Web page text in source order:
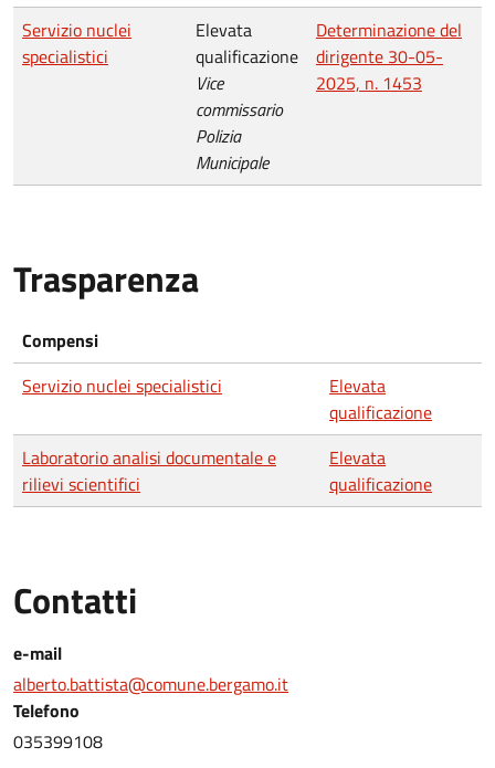
Servizio nuclei
specialistici
Elevata
qualificazione
Vice
commissario
Polizia
Municipale
Determinazione del
dirigente 30-05-
2025, n. 1453
Trasparenza
Compensi
Servizio nuclei specialistici
Elevata
qualificazione
Laboratorio analisi documentale e
rilievi scientifici
Elevata
qualificazione
Contatti
e-mail
alberto.battista@comune.bergamo.it
Telefono
035399108